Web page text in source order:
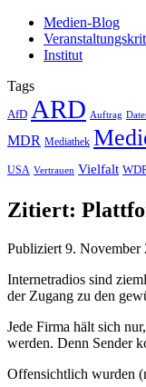
Medien-Blog
Institut
Tags
AfD ARD Auftrag
MDR Mediathek
USA Vertrauen Vielfalt
Zitiert:
Publiziert 9. November
Internetradios sind
der Zugang zu den
Jede Firma hält sich
werden. Denn Sender
Offensichtlich wurden